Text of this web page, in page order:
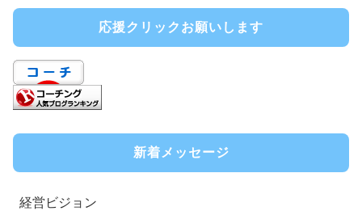
応援クリックお願いします
新着メッセージ
経営ビジョン